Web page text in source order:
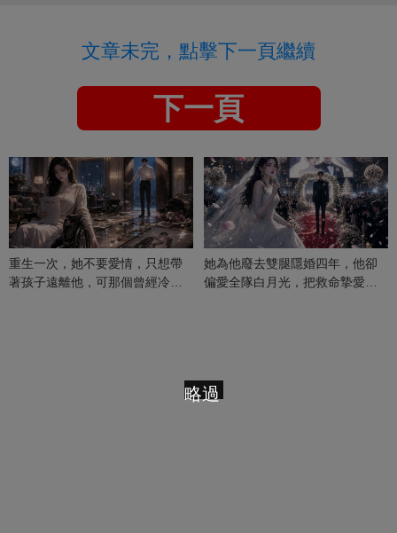
文章未完，點擊下一頁繼續
下一頁
重生一次，她不要愛情，只想帶
著孩子遠離他，可那個曾經冷漠
她為他廢去雙腿隱婚四年，他卻
偏愛全隊白月光，把救命摯愛當
略過